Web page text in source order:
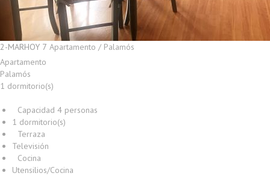
2-MARHOY 7 Apartamento / Palamós
Apartamento
Palamós
1 dormitorio(s)
Capacidad 4 personas
1 dormitorio(s)
Terraza
Televisión
Cocina
Utensilios/Cocina